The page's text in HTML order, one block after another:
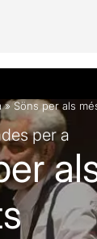
»Söns per als
per a